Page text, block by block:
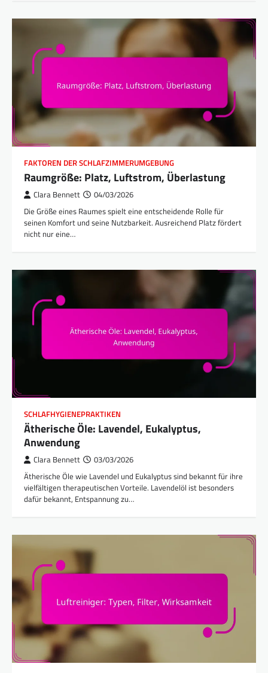
FAKTOREN DER SCHLAFZIMMERUMGEBUNG
Raumgröße: Platz, Luftstrom, Überlastung
Clara Bennett 04/03/2026
Die Größe eines Raumes spielt eine entscheidende Rolle für
seinen Komfort und seine Nutzbarkeit. Ausreichend Platz fördert
nicht nur eine…
SCHLAFHYGIENEPRAKTIKEN
Ätherische Öle: Lavendel, Eukalyptus,
Anwendung
Clara Bennett 03/03/2026
Ätherische Öle wie Lavendel und Eukalyptus sind bekannt für ihre
vielfältigen therapeutischen Vorteile. Lavendelöl ist besonders
dafür bekannt, Entspannung zu…